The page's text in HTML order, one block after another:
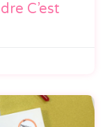
C’est